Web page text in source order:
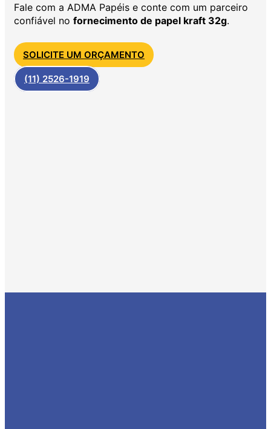
Fale com a ADMA Papéis e conte com um parceiro
confiável no fornecimento de papel kraft 32g.
SOLICITE UM ORÇAMENTO
(11) 2526-1919